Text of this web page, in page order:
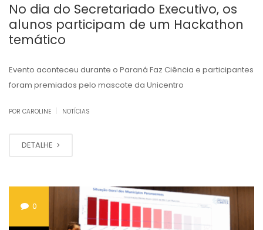
No dia do Secretariado Executivo, os
alunos participam de um Hackathon
temático
Evento aconteceu durante o Paraná Faz Ciência e participantes
foram premiados pelo mascote da Unicentro
POR CAROLINE NOTÍCIAS
DETALHE
0